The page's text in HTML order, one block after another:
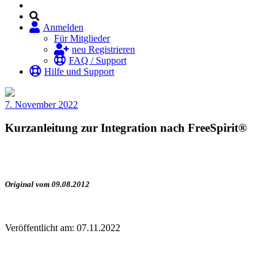
Anmelden
Für Mitglieder
neu Registrieren
FAQ / Support
Hilfe und Support
7. November 2022
Kurzanleitung zur Integration nach FreeSpirit®
Original vom 09.08.2012
Veröffentlicht am: 07.11.2022